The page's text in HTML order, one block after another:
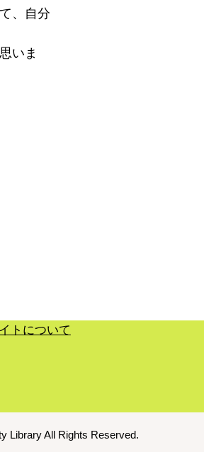
、自分
いま
トについて
Library All Rights Reserved.